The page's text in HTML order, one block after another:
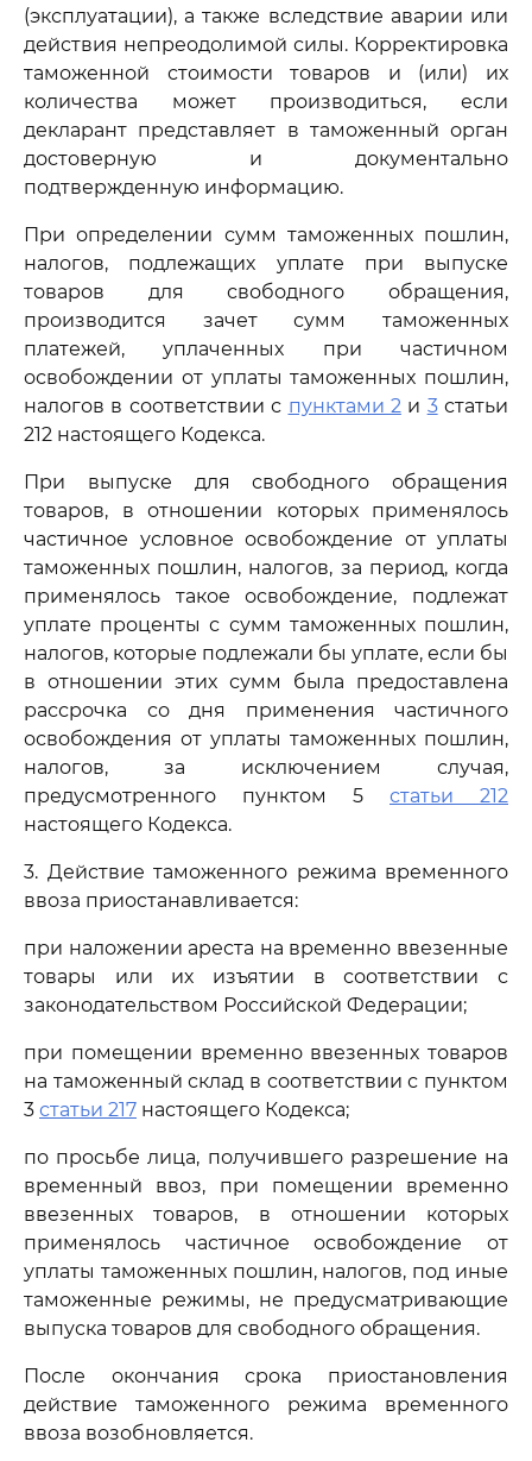
(эксплуатации), а также вследствие аварии или
действия непреодолимой силы. Корректировка
таможенной стоимости товаров и (или) их
количества может производиться, если
декларант представляет в таможенный орган
достоверную и документально
подтвержденную информацию.
При определении сумм таможенных пошлин,
налогов, подлежащих уплате при выпуске
товаров для свободного обращения,
производится зачет сумм таможенных
платежей, уплаченных при частичном
освобождении от уплаты таможенных пошлин,
налогов в соответствии с пунктами 2и 3статьи
212 настоящего Кодекса.
При выпуске для свободного обращения
товаров, в отношении которых применялось
частичное условное освобождение от уплаты
таможенных пошлин, налогов, за период, когда
применялось такое освобождение, подлежат
уплате проценты с сумм таможенных пошлин,
налогов, которые подлежали бы уплате, если бы
в отношении этих сумм была предоставлена
рассрочка со дня применения частичного
освобождения от уплаты таможенных пошлин,
налогов, за исключением случая,
предусмотренного пунктом 5 статьи 212
настоящего Кодекса.
3. Действие таможенного режима временного
ввоза приостанавливается:
при наложении ареста на временно ввезенные
товары или их изъятии в соответствии с
законодательством Российской Федерации;
при помещении временно ввезенных товаров
на таможенный склад в соответствии с пунктом
3 статьи 217 настоящего Кодекса;
по просьбе лица, получившего разрешение на
временный ввоз, при помещении временно
ввезенных товаров, в отношении которых
применялось частичное освобождение от
уплаты таможенных пошлин, налогов, под иные
таможенные режимы, не предусматривающие
выпуска товаров для свободного обращения.
После окончания срока приостановления
действие таможенного режима временного
ввоза возобновляется.